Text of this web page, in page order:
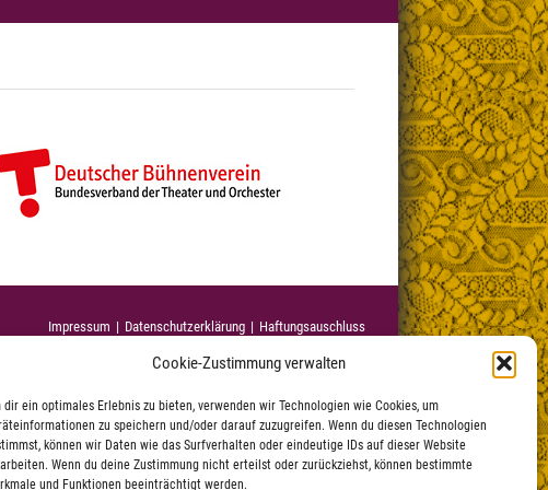
Cookie-Zustimmung verwalten
dir ein optimales Erlebnis zu bieten, verwenden wir Technologien wie Cookies, um
zu speichern und/oder darauf zuzugreifen. Wenn du diesen Technologien
können wir Daten wie das Surfverhalten oder eindeutige IDs auf dieser Website
Wenn du deine Zustimmung nicht erteilst oder zurückziehst, können bestimmte
und Funktionen beeinträchtigt werden.
Impressum Datenschutzerklärung | Haftungsauschluss